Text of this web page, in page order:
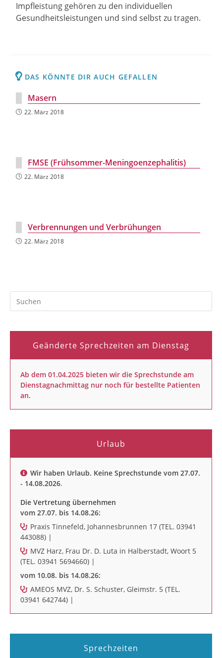
Impfleistung gehören zu den individuellen
Gesundheitsleistungen und sind selbst zu tragen.
DAS KÖNNTE DIR AUCH GEFALLEN
Masern
22. März 2018
FMSE (Frühsommer-Meningoenzephalitis)
22. März 2018
Verbrennungen und Verbrühungen
22. März 2018
Geänderte Sprechzeiten am Dienstag
Ab dem 01.04.2025 bieten wir die Sprechstunde am
Dienstagnachmittag nur noch für bestellte Patienten
an.
Urlaub
Wir haben Urlaub. Keine Sprechstunde vom 27.07.
- 14.08.2026.
Die Vertretung übernehmen
vom 27.07. bis 14.08.26:
Praxis Tinnefeld, Johannesbrunnen 17 (TEL. 03941
443088) |
MVZ Harz, Frau Dr. D. Luta in Halberstadt, Woort 5
(TEL. 03941 5694660) |
vom 10.08. bis 14.08.26:
AMEOS MVZ, Dr. S. Schuster, Gleimstr. 5 (TEL.
03941 642744) |
Sprechzeiten